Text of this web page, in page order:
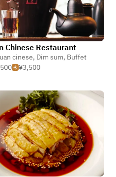
Chinese Restaurant
cinese, Dim sum, Buffet
¥3,500